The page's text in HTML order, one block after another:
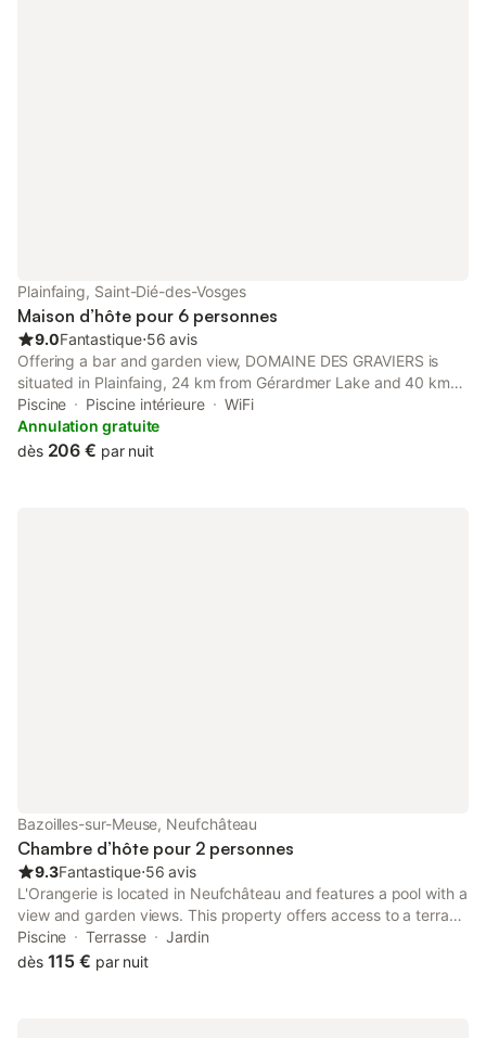
Plainfaing, Saint-Dié-des-Vosges
Maison d’hôte pour 6 personnes
9.0Fantastique⋅56 avis
Offering a bar and garden view, DOMAINE DES GRAVIERS is
situated in Plainfaing, 24 km from Gérardmer Lake and 40 km
from House of the Heads. This guest house has a heated pool, a
garden and free private parking.
Piscine Piscine intérieure
WiFi
Annulation gratuite
dès 206 € par nuit
Bazoilles-sur-Meuse, Neufchâteau
Chambre d’hôte pour 2 personnes
9.3Fantastique⋅56 avis
L'Orangerie is located in Neufchâteau and features a pool with a
view and garden views. This property offers access to a terrace
and free private parking. Guests can use the hot tub, or enjoy
city views.
Piscine Terrasse
Jardin
dès 115 € par nuit